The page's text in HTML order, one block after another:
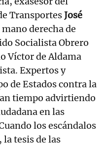
TransportesJosé
derecha de
Socialista Obrero
Víctor de Aldama
Expertos y
de Estados contra la
tiempo advirtiendo
en las
los escándalos
la tesis de las